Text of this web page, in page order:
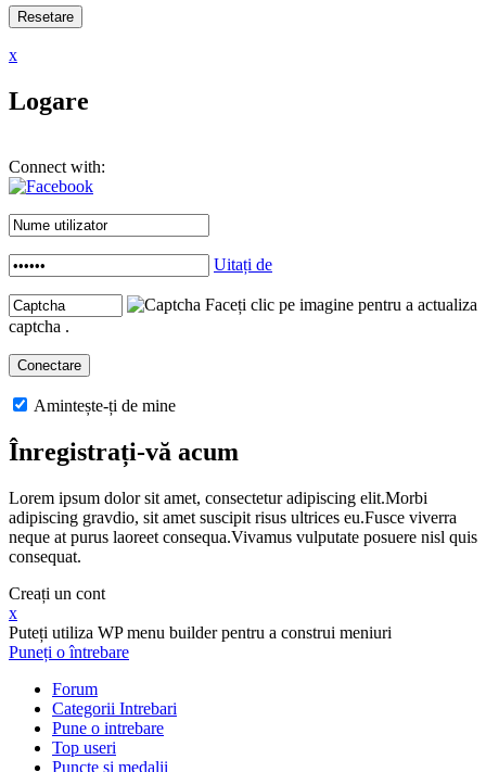
x
Logare
Connect with:
Uitați de
Faceți clic pe imagine pentru a actualiza
captcha .
Amintește-ți de mine
Înregistrați-vă acum
Lorem ipsum dolor sit amet, consectetur adipiscing elit.Morbi
adipiscing gravdio, sit amet suscipit risus ultrices eu.Fusce viverra
neque at purus laoreet consequa.Vivamus vulputate posuere nisl quis
consequat.
Creați un cont
x
Puteți utiliza WP menu builder pentru a construi meniuri
Puneți o întrebare
Forum
Categorii Intrebari
Pune o intrebare
Top useri
Puncte si medalii